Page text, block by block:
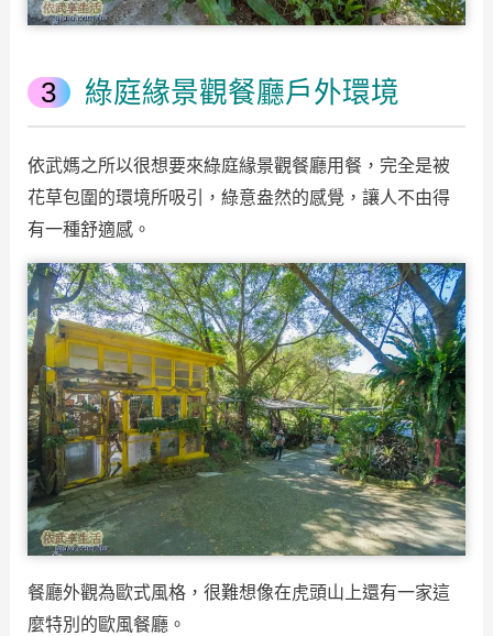
綠庭緣景觀餐廳戶外環境
依武媽之所以很想要來綠庭緣景觀餐廳用餐，完全是被
花草包圍的環境所吸引，綠意盎然的感覺，讓人不由得
有一種舒適感。
餐廳外觀為歐式風格，很難想像在虎頭山上還有一家這
麼特別的歐風餐廳。